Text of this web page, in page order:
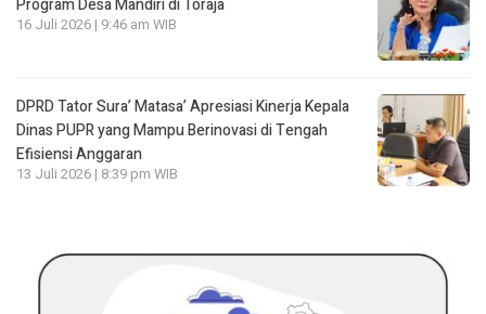
Program Desa Mandiri di Toraja
16 Juli 2026 | 9:46 am WIB
DPRD Tator Sura’ Matasa’ Apresiasi Kinerja Kepala
Dinas PUPR yang Mampu Berinovasi di Tengah
Efisiensi Anggaran
13 Juli 2026 | 8:39 pm WIB